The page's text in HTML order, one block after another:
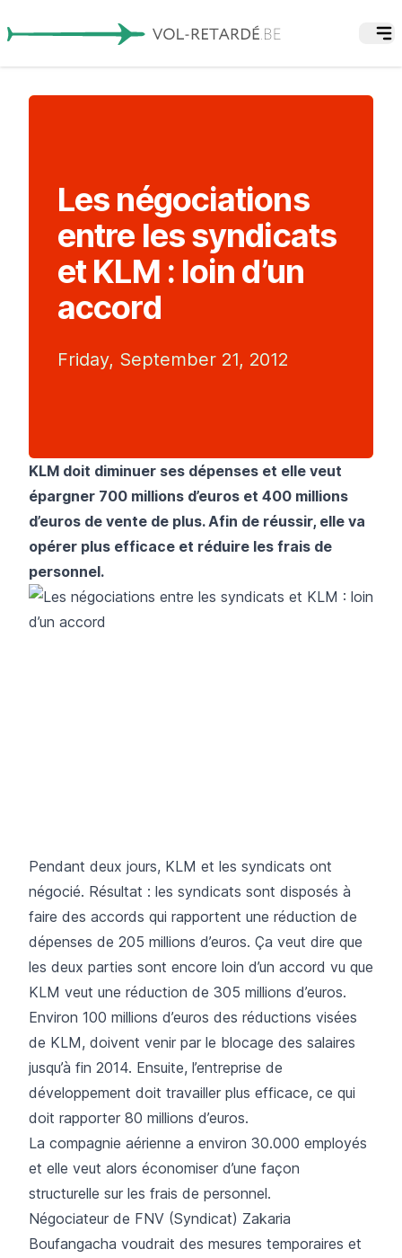
Les négociations
entre les syndicats
et KLM : loin d’un
accord
Friday, September 21, 2012
KLM doit diminuer ses dépenses et elle veut
épargner 700 millions d’euros et 400 millions
d’euros de vente de plus. Afin de réussir, elle va
opérer plus efficace et réduire les frais de
personnel.
Pendant deux jours, KLM et les syndicats ont
négocié. Résultat : les syndicats sont disposés à
faire des accords qui rapportent une réduction de
dépenses de 205 millions d’euros. Ça veut dire que
les deux parties sont encore loin d’un accord vu que
KLM veut une réduction de 305 millions d’euros.
Environ 100 millions d’euros des réductions visées
de KLM, doivent venir par le blocage des salaires
jusqu’à fin 2014. Ensuite, l’entreprise de
développement doit travailler plus efficace, ce qui
doit rapporter 80 millions d’euros.
La compagnie aérienne a environ 30.000 employés
et elle veut alors économiser d’une façon
structurelle sur les frais de personnel.
Négociateur de FNV (Syndicat) Zakaria
Boufangacha voudrait des mesures temporaires et